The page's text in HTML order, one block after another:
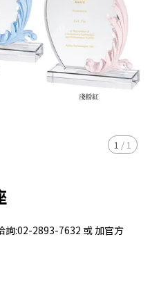
1 / 1
:02-2893-7632 或 加官方